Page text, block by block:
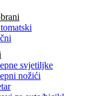
svjetiljke
nožići